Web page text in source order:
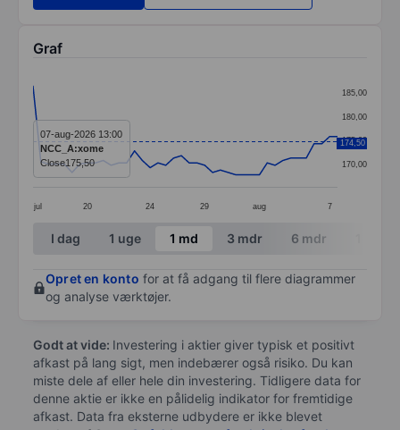
Graf
Line chart with 40 data points.
The chart has 1 X axis displaying categories.
The chart has 1 Y axis displaying values. Data ranges
jul 20 24 29 aug 7
170,00
175,00
180,00
185,00
174,50
07-aug-2026 13:00
NCC_A:xome
Close175,50
End of interactive chart.
I dag 1 uge 1 md 3 mdr 6 mdr
Opret en konto for at få adgang til flere diagrammer
og analyse værktøjer.
Godt at vide: Investering i aktier giver typisk et positivt
afkast på lang sigt, men indebærer også risiko. Du kan
miste dele af eller hele din investering. Tidligere data for
denne aktie er ikke en pålidelig indikator for fremtidige
afkast. Data fra eksterne udbydere er ikke blevet